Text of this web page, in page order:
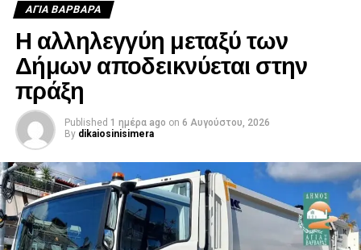
ΑΓΙΑ ΒΑΡΒΑΡΑ
Η αλληλεγγύη μεταξύ των
Δήμων αποδεικνύεται στην
πράξη
Published 1 ημέρα ago on 6 Αυγούστου, 2026
By dikaiosinisimera